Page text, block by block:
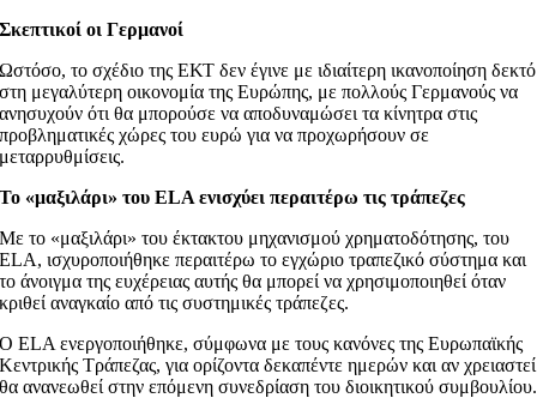
Σκεπτικοί οι Γερμανοί
Ωστόσο, το σχέδιο της ΕΚΤ δεν έγινε με ιδιαίτερη ικανοποίηση δεκτό
στη μεγαλύτερη οικονομία της Ευρώπης, με πολλούς Γερμανούς να
ανησυχούν ότι θα μπορούσε να αποδυναμώσει τα κίνητρα στις
προβληματικές χώρες του ευρώ για να προχωρήσουν σε
μεταρρυθμίσεις.
Το «μαξιλάρι» του ELA ενισχύει περαιτέρω τις τράπεζες
Με το «μαξιλάρι» του έκτακτου μηχανισμού χρηματοδότησης, του
ELA, ισχυροποιήθηκε περαιτέρω το εγχώριο τραπεζικό σύστημα και
το άνοιγμα της ευχέρειας αυτής θα μπορεί να χρησιμοποιηθεί όταν
κριθεί αναγκαίο από τις συστημικές τράπεζες.
Ο ELA ενεργοποιήθηκε, σύμφωνα με τους κανόνες της Ευρωπαϊκής
Κεντρικής Τράπεζας, για ορίζοντα δεκαπέντε ημερών και αν χρειαστεί
θα ανανεωθεί στην επόμενη συνεδρίαση του διοικητικού συμβουλίου.